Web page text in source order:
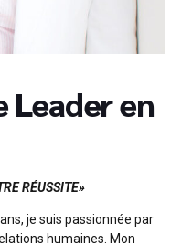
Leader en
RÉUSSITE»
je suis passionnée par
humaines. Mon